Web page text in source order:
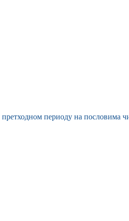
периоду на пословима